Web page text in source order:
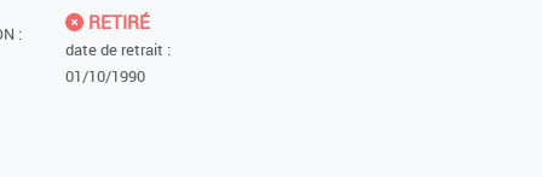
:
RETIRÉ
date de retrait :
01/10/1990